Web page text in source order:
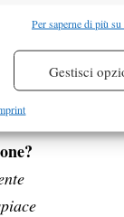
errori,
le
Per saperne di più
Gestisci
e
in